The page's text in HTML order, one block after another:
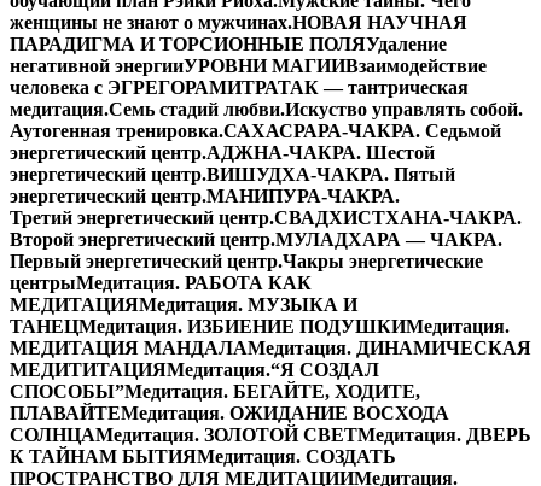
женщины не знают о мужчинах.НОВАЯ НАУЧНАЯ
ПАРАДИГМА И ТОРСИОННЫЕ ПОЛЯУдаление
негативной энергииУРОВНИ МАГИИВзаимодействие
человека с ЭГРЕГОРАМИТРАТАК — тантрическая
медитация.Семь стадий любви.Искуство управлять собой.
Аутогенная тренировка.САХАСРАРА-ЧАКРА. Седьмой
энергетический центр.АДЖНА-ЧАКРА. Шестой
энергетический центр.ВИШУДХА-ЧАКРА. Пятый
энергетический центр.МАНИПУРА-ЧАКРА.
Третий энергетический центр.СВАДХИСТХАНА-ЧАКРА.
Второй энергетический центр.МУЛАДХАРА — ЧАКРА.
Первый энергетический центр.Чакры энергетические
центрыМедитация. РАБОТА КАК
МЕДИТАЦИЯМедитация. МУЗЫКА И
ТАНЕЦМедитация. ИЗБИЕНИЕ ПОДУШКИМедитация.
МЕДИТАЦИЯ МАНДАЛАМедитация. ДИНАМИЧЕСКАЯ
МЕДИТИТАЦИЯМедитация.“Я СОЗДАЛ
СПОСОБЫ”Медитация. БЕГАЙТЕ, ХОДИТЕ,
ПЛАВАЙТЕМедитация. ОЖИДАНИЕ ВОСХОДА
СОЛНЦАМедитация. ЗОЛОТОЙ СВЕТМедитация. ДВЕРЬ
К ТАЙНАМ БЫТИЯМедитация. СОЗДАТЬ
ПРОСТРАНСТВО ДЛЯ МЕДИТАЦИИМедитация.